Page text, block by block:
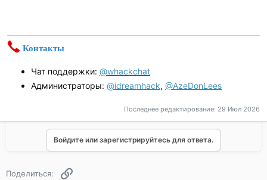
Контакты
Чат поддержки: @whackchat
Администраторы: @idreamhack, @AzeDonLees
Последнее редактирование: 29 Июл 2026
Войдите или зарегистрируйтесь для ответа.
Поделиться: